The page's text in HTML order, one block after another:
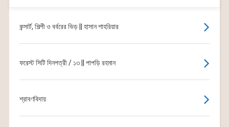
কন্সার্ট, শিল্পী ও বর্বরের ভিড় || হাসান শাহরিয়ার
ফরেস্ট সিটি দিনপত্রী / ১৩ || পাপড়ি রহমান
শ্রাবণবিদায়